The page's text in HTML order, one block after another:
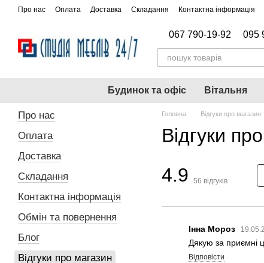
Перейти до основного контенту
Про нас Оплата Доставка Складання Контактна інформація
067 790-19-92 095
Будинок та офіс Вітальня
Головна Відгуки про магазин
Відгуки
4.9
56 відгуків
Інна Мороз
Дякую за приємні
Відповісти
Про нас
Оплата
Доставка
Складання
Контактна інформація
Обмін та повернення
Блог
Відгуки про магазин